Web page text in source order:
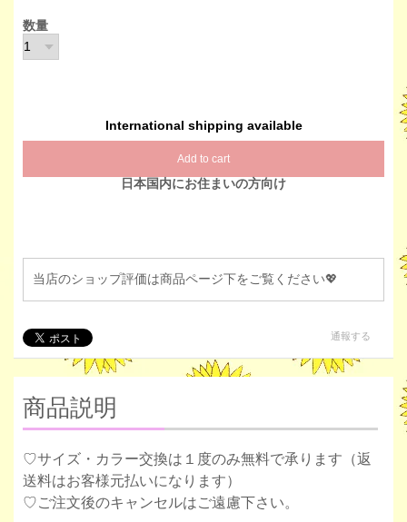
数量
International shipping available
Add to cart
日本国内にお住まいの方向け
当店のショップ評価は商品ページ下をご覧ください💖
通報する
商品説明
♡サイズ・カラー交換は１度のみ無料で承ります（返
送料はお客様元払いになります）
♡ご注文後のキャンセルはご遠慮下さい。